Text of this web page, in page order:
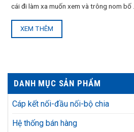
cái đi làm xa muốn xem và trông nom bố ...
XEM THÊM
DANH MỤC SẢN PHẨM
Cáp kết nối-đầu nối-bộ chia
Hệ thống bán hàng